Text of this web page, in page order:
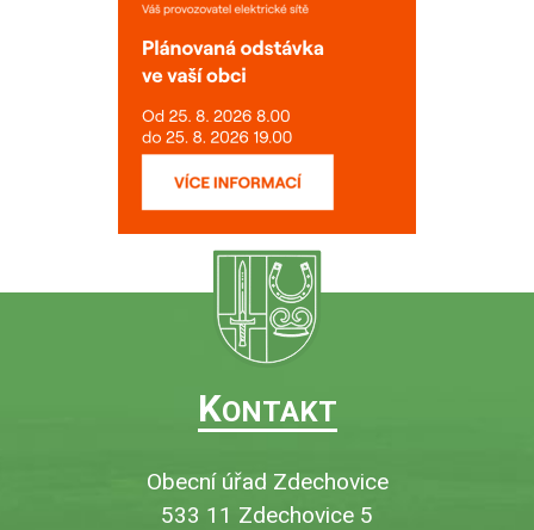
KONTAKT
Obecní úřad Zdechovice
533 11 Zdechovice 5